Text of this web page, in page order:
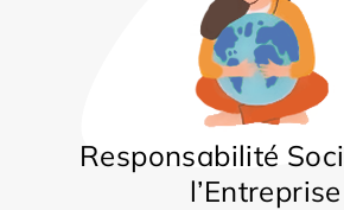
Responsabilité
l’Entreprise